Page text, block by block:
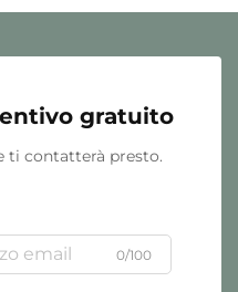
gratuito
ti contatterà presto.
0/100